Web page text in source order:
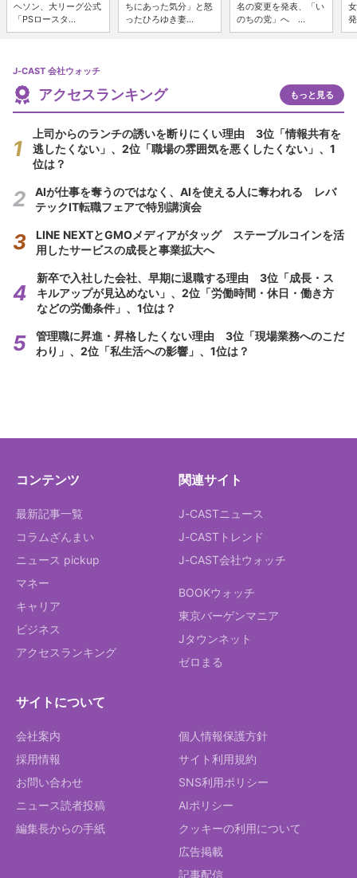
ヘソン、大リーグ公式
「PSロースタ...
ちにあった気分」と怒
ったひろゆき妻...
名の変更を発表、「い
のちの党」へ ...
J-CAST 会社ウォッチ
アクセスランキング もっと見る
上司からのランチの誘いを断りにくい理由 3位「情報共有を
逃したくない」、2位「職場の雰囲気を悪くしたくない」、1
位は？
AIが仕事を奪うのではなく、AIを使える人に奪われる レバ
テックIT転職フェアで特別講演会
LINE NEXTとGMOメディアがタッグ ステーブルコインを活
用したサービスの成長と事業拡大へ
新卒で入社した会社、早期に退職する理由 3位「成長・ス
キルアップが見込めない」、2位「労働時間・休日・働き方
などの労働条件」、1位は？
管理職に昇進・昇格したくない理由 3位「現場業務へのこだ
わり」、2位「私生活への影響」、1位は？
コンテンツ
最新記事一覧
コラムざんまい
ニュース pickup
マネー
キャリア
ビジネス
アクセスランキング
関連サイト
J-CASTニュース
J-CASTトレンド
J-CAST会社ウォッチ
BOOKウォッチ
東京バーゲンマニア
Jタウンネット
ゼロまる
サイトについて
会社案内
採用情報
お問い合わせ
ニュース読者投稿
編集長からの手紙
個人情報保護方針
サイト利用規約
SNS利用ポリシー
AIポリシー
クッキーの利用について
広告掲載
記事配信